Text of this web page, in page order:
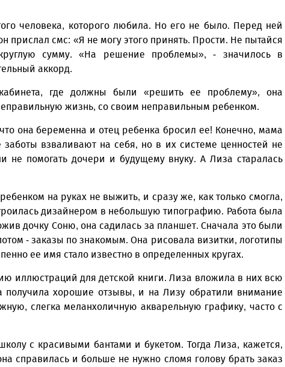
человека, которого любила. Но его не было. Перед ней
прислал смс: «Я не могу этого принять. Прости. Не пытайся
сумму. «На решение проблемы», - значилось в
аккорд.
где должны были «решить ее проблему», она
жизнь, со своим неправильным ребенком.
она беременна и отец ребенка бросил ее! Конечно, мама
взваливают на себя, но в их системе ценностей не
не помогать дочери и будущему внуку. А Лиза старалась
на руках не выжить, и сразу же, как только смогла,
дизайнером в небольшую типографию. Работа была
дочку Соню, она садилась за планшет. Сначала это были
- заказы по знакомым. Она рисовала визитки, логотипы
ее имя стало известно в определенных кругах.
иллюстраций для детской книги. Лиза вложила в них всю
получила хорошие отзывы, и на Лизу обратили внимание
слегка меланхоличную акварельную графику, часто с
с красивыми бантами и букетом. Тогда Лиза, кажется,
справилась и больше не нужно сломя голову брать заказ
Надежда
Кузьминская
главный
Мы рады приветствовать вас
на обновленном Интернет-
Север», который, уверены,
придется вам по душе, и вы